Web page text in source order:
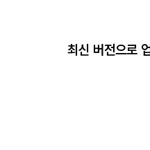
최신 버전으로